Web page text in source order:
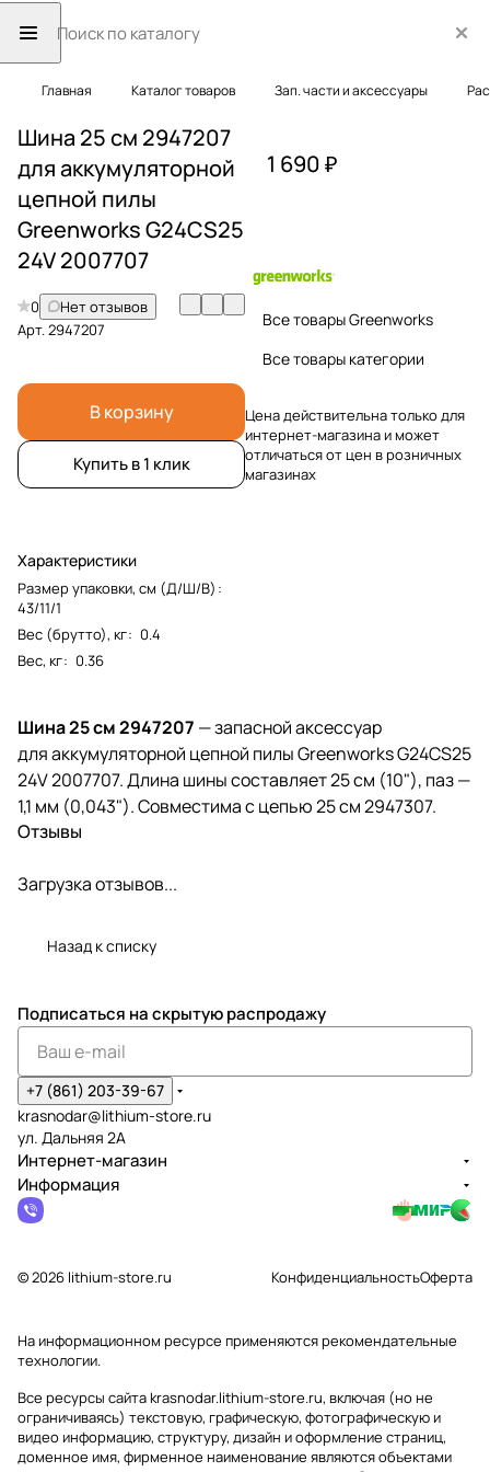
Главная Каталог товаров Зап. части и аксессуары
Шина 25 см 2947207
для аккумуляторной
цепной пилы
Greenworks G24CS25
24V 2007707
0
Нет отзывов
Арт.2947207
В корзину
Купить в 1 клик
Характеристики
Размер упаковки, см (Д/Ш/В) :
43/11/1
Вес (брутто), кг: 0.4
Вес, кг: 0.36
1 690 ₽
Все товары Greenworks
Все товары категории
Цена действительна только для
интернет-магазина и может
отличаться от цен в розничных
магазинах
Шина 25 см 2947207 — запасной аксессуар
для аккумуляторной цепной пилы Greenworks G24CS25
24V 2007707. Длина шины составляет 25 см (10"), паз —
1,1 мм (0,043"). Совместима с цепью 25 см 2947307.
Отзывы
Загрузка отзывов...
Назад к списку
Подписаться на скрытую распродажу
+7 (861) 203-39-67
krasnodar@lithium-store.ru
ул. Дальняя 2А
Интернет-магазин
Информация
© 2026 lithium-store.ru КонфиденциальностьОферта
На информационном ресурсе применяютсярекомендательные
технологии.
Все ресурсы сайта krasnodar.lithium-store.ru, включая (но не
ограничиваясь) текстовую, графическую, фотографическую и
видео информацию, структуру, дизайн и оформление страниц,
доменное имя, фирменное наименование являются объектами